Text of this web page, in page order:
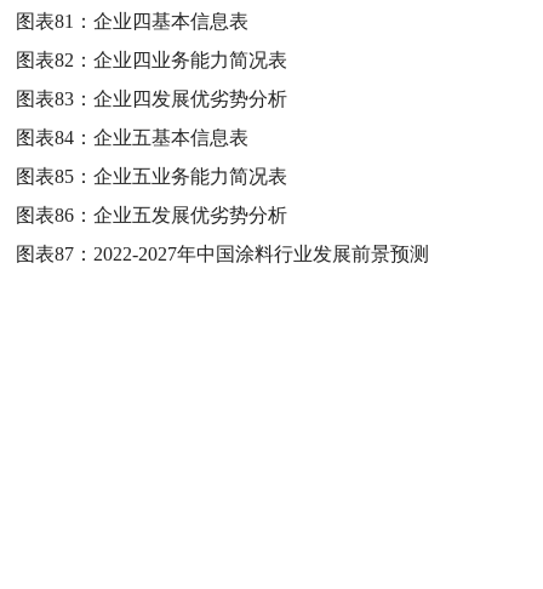
图表81：企业四基本信息表
图表82：企业四业务能力简况表
图表83：企业四发展优劣势分析
图表84：企业五基本信息表
图表85：企业五业务能力简况表
图表86：企业五发展优劣势分析
图表87： 2022-2027年中国涂料行业发展前景预测